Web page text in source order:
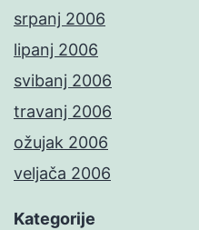
srpanj 2006
lipanj 2006
svibanj 2006
travanj 2006
ožujak 2006
veljača 2006
Kategorije